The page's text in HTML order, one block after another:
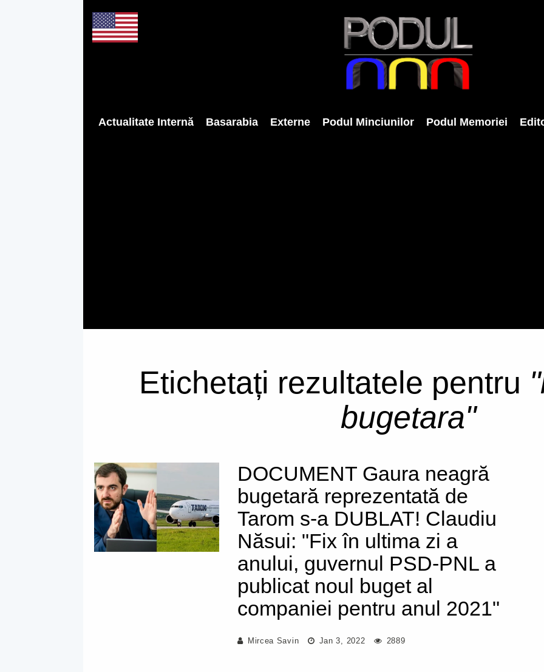
Actualitate Internă Basarabia Externe Podul Minciunilor Podul Memoriei
Etichetați rezultatele pentru
bugetara"
DOCUMENT Gaura neagră
bugetară reprezentată de
Tarom s-a DUBLAT! Claudiu
Năsui: "Fix în ultima zi a
anului, guvernul PSD-PNL a
publicat noul buget al
companiei pentru anul 2021"
Mircea Savin Jan 3, 2022 2889